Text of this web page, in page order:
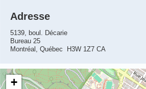
Adresse
5139, boul. Décarie
Bureau 25
Montréal, Québec H3W 1Z7 CA
+